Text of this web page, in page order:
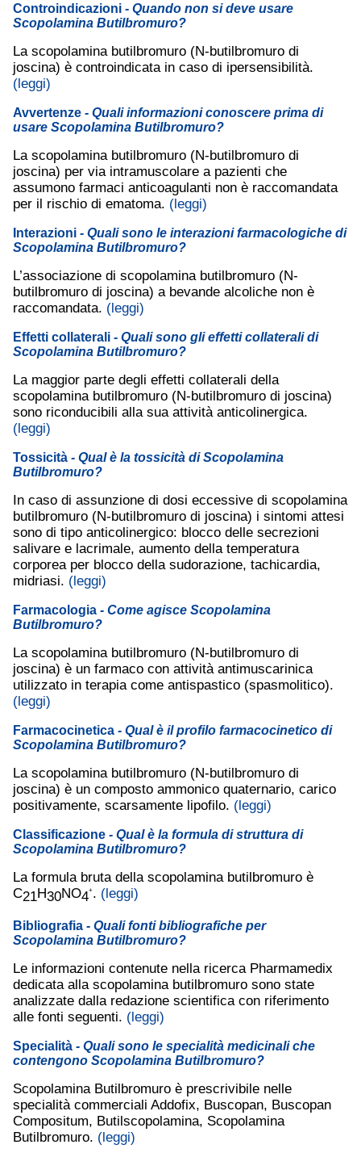
Controindicazioni - Quando non si deve usare
Scopolamina Butilbromuro?
La scopolamina butilbromuro (N-butilbromuro di
joscina) è controindicata in caso di ipersensibilità.
(leggi)
Avvertenze - Quali informazioni conoscere prima di
usare Scopolamina Butilbromuro?
La scopolamina butilbromuro (N-butilbromuro di
joscina) per via intramuscolare a pazienti che
assumono farmaci anticoagulanti non è raccomandata
per il rischio di ematoma. (leggi)
Interazioni - Quali sono le interazioni farmacologiche di
Scopolamina Butilbromuro?
L’associazione di scopolamina butilbromuro (N-
butilbromuro di joscina) a bevande alcoliche non è
raccomandata. (leggi)
Effetti collaterali - Quali sono gli effetti collaterali di
Scopolamina Butilbromuro?
La maggior parte degli effetti collaterali della
scopolamina butilbromuro (N-butilbromuro di joscina)
sono riconducibili alla sua attività anticolinergica.
(leggi)
Tossicità - Qual è la tossicità di Scopolamina
Butilbromuro?
In caso di assunzione di dosi eccessive di scopolamina
butilbromuro (N-butilbromuro di joscina) i sintomi attesi
sono di tipo anticolinergico: blocco delle secrezioni
salivare e lacrimale, aumento della temperatura
corporea per blocco della sudorazione, tachicardia,
midriasi. (leggi)
Farmacologia - Come agisce Scopolamina
Butilbromuro?
La scopolamina butilbromuro (N-butilbromuro di
joscina) è un farmaco con attività antimuscarinica
utilizzato in terapia come antispastico (spasmolitico).
(leggi)
Farmacocinetica - Qual è il profilo farmacocinetico di
Scopolamina Butilbromuro?
La scopolamina butilbromuro (N-butilbromuro di
joscina) è un composto ammonico quaternario, carico
positivamente, scarsamente lipofilo. (leggi)
Classificazione - Qual è la formula di struttura di
Scopolamina Butilbromuro?
La formula bruta della scopolamina butilbromuro è
C21H30NO4+. (leggi)
Bibliografia - Quali fonti bibliografiche per
Scopolamina Butilbromuro?
Le informazioni contenute nella ricerca Pharmamedix
dedicata alla scopolamina butilbromuro sono state
analizzate dalla redazione scientifica con riferimento
alle fonti seguenti. (leggi)
Specialità - Quali sono le specialità medicinali che
contengono Scopolamina Butilbromuro?
Scopolamina Butilbromuro è prescrivibile nelle
specialità commerciali Addofix, Buscopan, Buscopan
Compositum, Butilscopolamina, Scopolamina
Butilbromuro. (leggi)